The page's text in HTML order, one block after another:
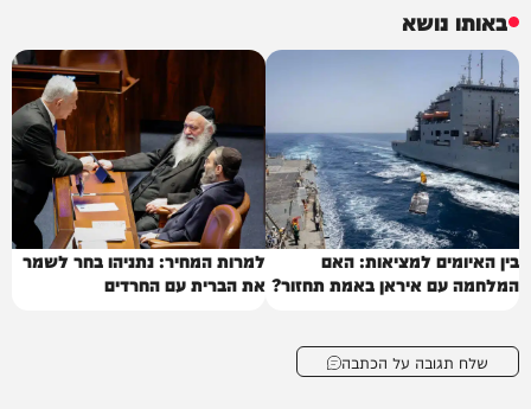
באותו נושא
בין האיומים למציאות: האם
המלחמה עם איראן באמת תחזור?
למרות המחיר: נתניהו בחר לשמר
את הברית עם החרדים
שלח תגובה על הכתבה